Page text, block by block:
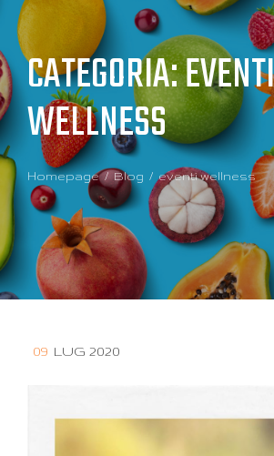
CATEGORIA:EVENTI
WELLNESS
Homepage Blog eventi wellness
09 LUG 2020